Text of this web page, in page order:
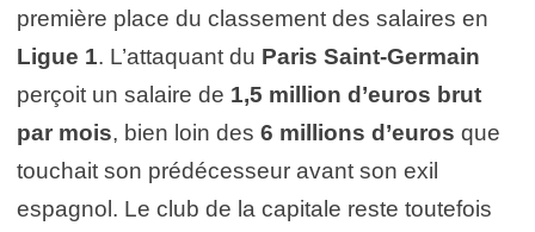
première place du classement des salaires en
Ligue 1. L’attaquant du Paris Saint-Germain
perçoit un salaire de 1,5 million d’euros brut
par mois, bien loin des 6 millions d’euros que
touchait son prédécesseur avant son exil
espagnol. Le club de la capitale reste toutefois